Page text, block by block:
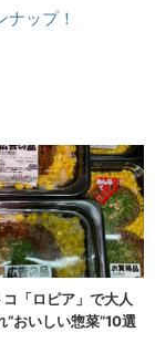
ナップ！